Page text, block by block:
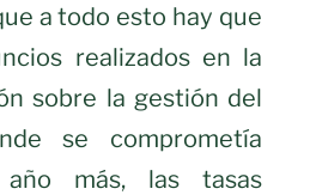
a todo esto hay que
realizados en la
sobre la gestión del
se comprometía
año más, las tasas